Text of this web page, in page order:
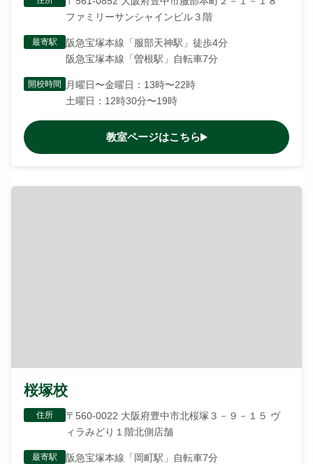
ファミリーサンシャインビル３階
最寄駅
阪急宝塚本線「服部天神駅」徒歩4分
阪急宝塚本線「曽根駅」自転車7分
開校時間
月曜日〜金曜日：13時〜22時
土曜日：12時30分〜19時
教室ページはこちら
桜塚校
住所
〒560-0022 大阪府豊中市北桜塚３－９－１５ ヴ
ィラみどり１階北側店舗
最寄駅
阪急宝塚本線「岡町駅」自転車7分